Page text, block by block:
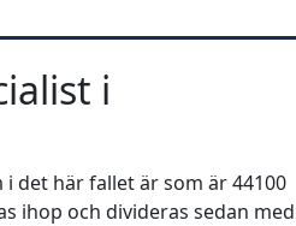
i
det här fallet är som är 44100
ihop och divideras sedan med